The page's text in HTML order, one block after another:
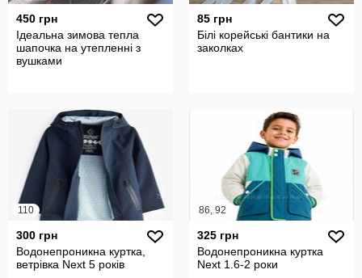
450 грн
Ідеальна зимова тепла
шапочка на утепленні з
вушками
85 грн
Білі корейські бантики на
заколках
110
300 грн
Водонепроникна куртка,
ветрівка Next 5 років
86, 92
325 грн
Водонепроникна куртка
Next 1.6-2 роки